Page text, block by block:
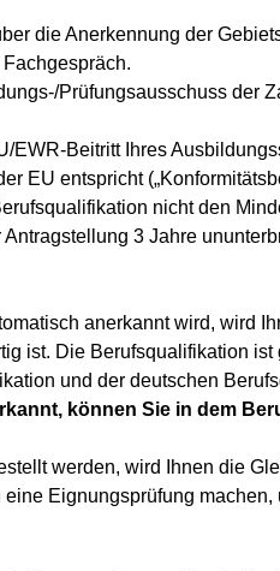
die Anerkennung der
Prüfungsausschuss der
EWR-Beitritt Ihres
EU entspricht
nicht den
3 Jahre
anerkannt wird, wird
ist. Die Berufsqualifikation
und der deutschen
können Sie in dem
werden, wird Ihnen die
Eignungsprüfung